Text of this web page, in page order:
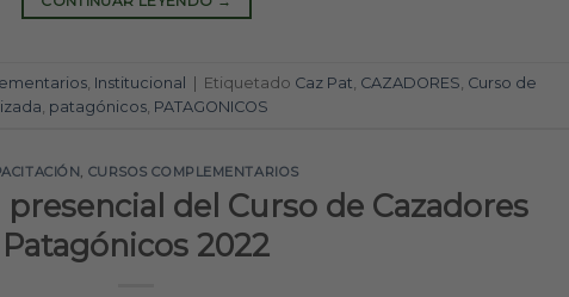
Institucional | Etiquetado Caz Pat CAZADORES Curso de
patagónicos PATAGONICOS
, CURSOS COMPLEMENTARIOS
del Curso de Cazadores
Patagónicos 2022